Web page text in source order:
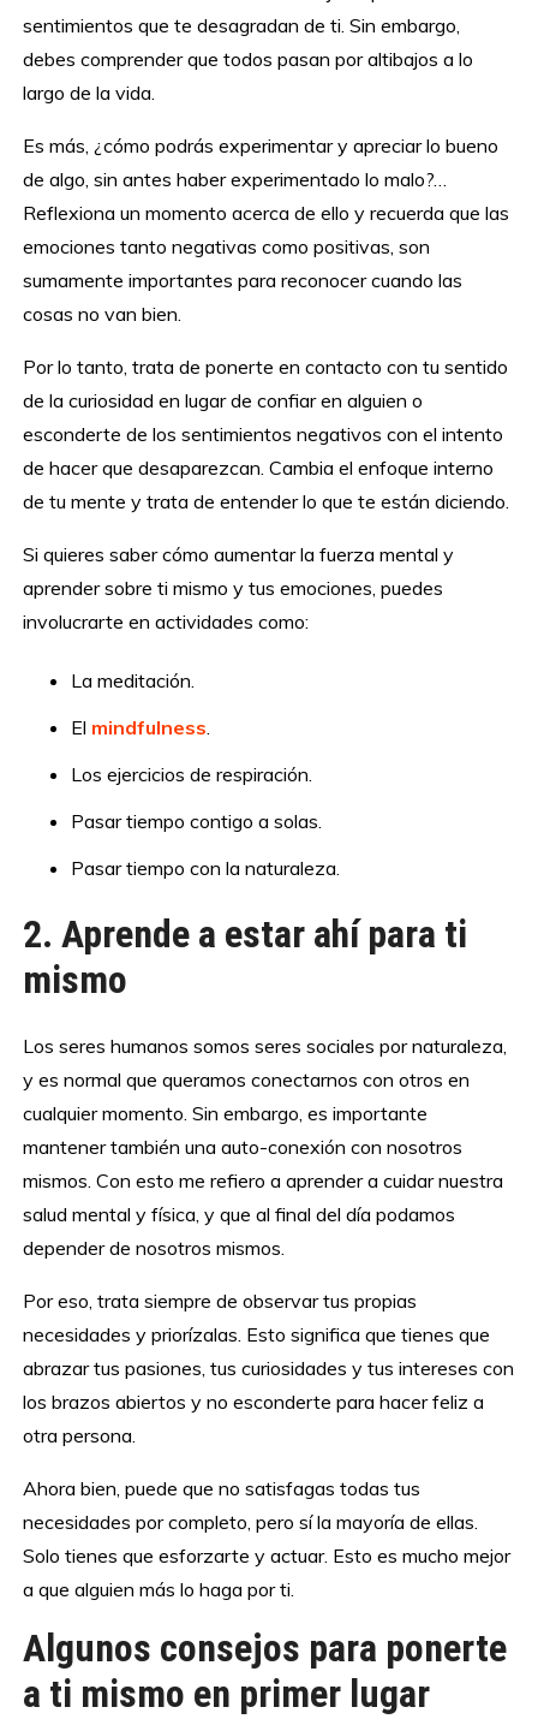
sentimientos que te desagradan de ti. Sin embargo,
debes comprender que todos pasan por altibajos a lo
largo de la vida.
Es más, ¿cómo podrás experimentar y apreciar lo bueno
de algo, sin antes haber experimentado lo malo?…
Reflexiona un momento acerca de ello y recuerda que las
emociones tanto negativas como positivas, son
sumamente importantes para reconocer cuando las
cosas no van bien.
Por lo tanto, trata de ponerte en contacto con tu sentido
de la curiosidad en lugar de confiar en alguien o
esconderte de los sentimientos negativos con el intento
de hacer que desaparezcan. Cambia el enfoque interno
de tu mente y trata de entender lo que te están diciendo.
Si quieres saber cómo aumentar la fuerza mental y
aprender sobre ti mismo y tus emociones, puedes
involucrarte en actividades como:
La meditación.
El mindfulness
Los ejercicios de respiración.
Pasar tiempo contigo a solas.
Pasar tiempo con la naturaleza.
2. Aprende a estar ahí para ti
mismo
Los seres humanos somos seres sociales por naturaleza,
y es normal que queramos conectarnos con otros en
cualquier momento. Sin embargo, es importante
mantener también una auto-conexión con nosotros
mismos. Con esto me refiero a aprender a cuidar nuestra
salud mental y física, y que al final del día podamos
depender de nosotros mismos.
Por eso, trata siempre de observar tus propias
necesidades y priorízalas. Esto significa que tienes que
abrazar tus pasiones, tus curiosidades y tus intereses con
los brazos abiertos y no esconderte para hacer feliz a
otra persona.
Ahora bien, puede que no satisfagas todas tus
necesidades por completo, pero sí la mayoría de ellas.
Solo tienes que esforzarte y actuar. Esto es mucho mejor
a que alguien más lo haga por ti.
Algunos consejos para ponerte
a ti mismo en primer lugar